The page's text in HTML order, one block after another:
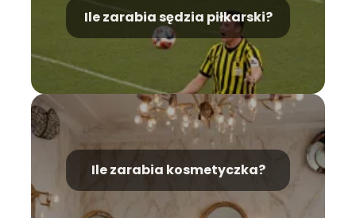
Ile zarabia sędzia piłkarski?
Ile zarabia kosmetyczka?